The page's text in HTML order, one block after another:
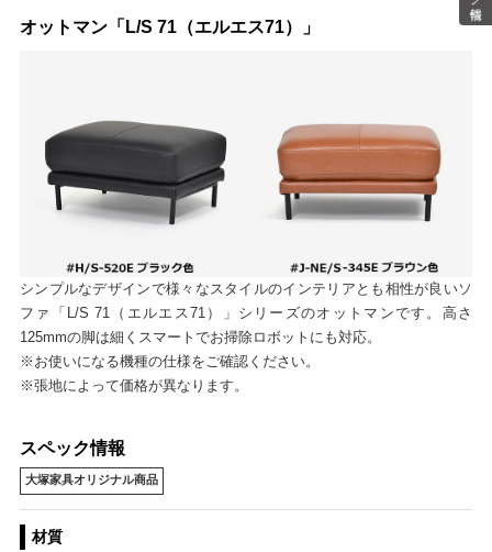
オットマン「L/S 71（エルエス71）」
シンプルなデザインで様々なスタイルのインテリアとも相性が良いソ
ファ「L/S 71（エルエス71）」シリーズのオットマンです。高さ
125mmの脚は細くスマートでお掃除ロボットにも対応。
※お使いになる機種の仕様をご確認ください。
※張地によって価格が異なります。
スペック情報
大塚家具オリジナル商品
材質